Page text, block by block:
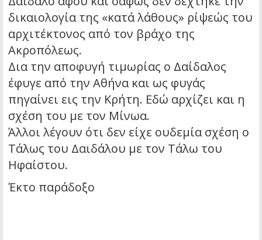
δικαιολογία της «κατά λάθους» ρίψεώς του
αρχιτέκτονος από τον βράχο της
Ακροπόλεως.
Δια την αποφυγή τιμωρίας ο Δαίδαλος
έφυγε από την Αθήνα και ως φυγάς
πηγαίνει εις την Κρήτη. Εδώ αρχίζει και η
σχέση του με τον Μίνωα.
Άλλοι λέγουν ότι δεν είχε ουδεμία σχέση ο
Τάλως του Δαιδάλου με τον Τάλω του
Ηφαίστου.
Έκτο παράδοξο